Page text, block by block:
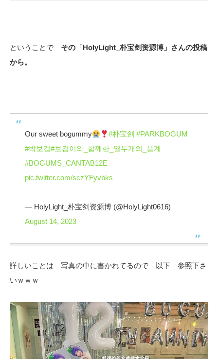
ということで その「HolyLight_朴宝剑资源博」さんの投稿
から。
Our sweet bogummy #朴宝剑 #PARKBOGUM
#박보검#보검이와_함께한_열두개의_음계
#BOGUMS_CANTAB12E
pic.twitter.com/sczYFyvbks
— HolyLight_朴宝剑资源博 (@HolyLight0616)
August 14, 2023
詳しいことは 写真の中に書かれてるので 以下 参照下さ
いｗｗｗ